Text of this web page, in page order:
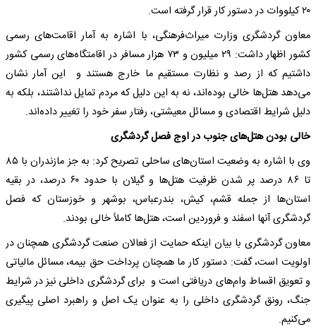
۲۰ کیلووات در دستور کار قرار گرفته است.
معاون گردشگری وزارت میراث‌فرهنگی، با اشاره به آمار اقامت‌های رسمی
کشور اظهار داشت: ۲۹ میلیون و ۷۳ هزار مسافر در اقامتگاه‌های رسمی کشور
داشتیم که از رصد و نظارت مستقیم ما خارج هستند و این آمار نشان
می‌دهد هتل‌ها خالی بوده‌اند، نه به این دلیل که مردم تمایل نداشتند، بلکه به
دلیل شرایط اقتصادی و مسائل معیشتی، رفتار سفر خود را تغییر داده‌اند.
خالی بودن هتل‌های جنوب در اوج فصل گردشگری
وی با اشاره به وضعیت استان‌های ساحلی تصریح کرد: به جز مازندران با ۸۵
تا ۸۶ درصد پر شدن ظرفیت هتل‌ها و گیلان با حدود ۶۰ درصد، در بقیه
استان‌ها از جمله قشم، کیش، بندرعباس، بوشهر و خوزستان که فصل
گردشگری آنها اسفند و فروردین است، هتل‌ها کاملاً خالی بودند.
معاون گردشگری با بیان اینکه حمایت از فعالان صنعت گردشگری همچنان در
اولویت است، گفت: دستور کار ما همچنان پرداخت حق بیمه، مسائل مالیاتی
و تعویق اقساط وام‌های دریافتی است و برای گردشگری داخلی نیز در شرایط
جنگ، رونق گردشگری داخلی را به عنوان یک اصل و راهبرد اصلی پیگیری
می‌کنیم.